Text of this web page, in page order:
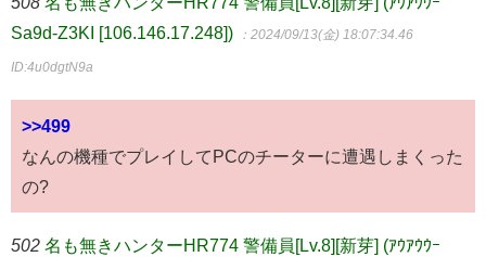
Sa9d-Z3KI [106.146.17.248])
：2024/09/13(金) 18:07:34.46
ID:4u0dgtN9a
>>499
なんの機種でプレイしてPCのチーターに遭遇しまくった
の?
502 名も無きハンターHR774 警備員[Lv.8][新芽] (ｱｳｱｳｳｰ